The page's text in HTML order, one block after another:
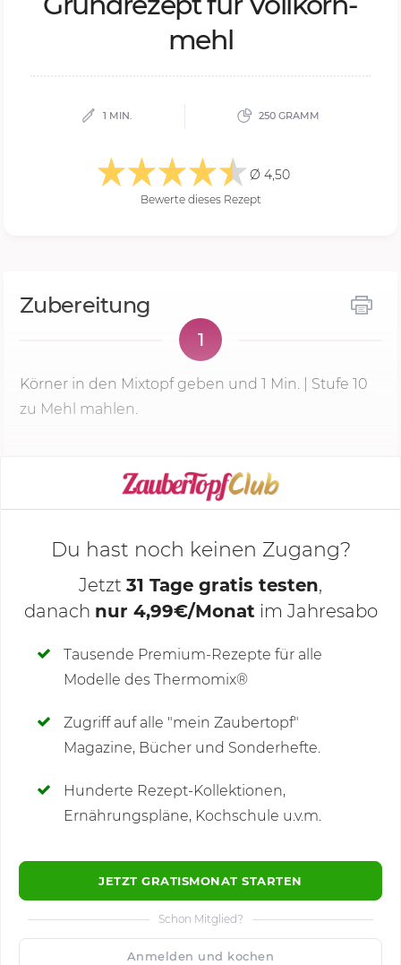
mehl
1 MIN. 250 GRAMM
Ø 4,50
Bewerte dieses Rezept
Zubereitung
1
Körner in den Mixtopf geben und 1 Min.
| Stufe 10
zu Mehl mahlen.
KOCHMODUS STARTEN
Deine Notizen
Du hast noch keinen Zugang?
Jetzt 31 Tage gratis testen,
danach nur 4,99€/Monat im Jahresabo
Tausende Premium-Rezepte für alle
Modelle des Thermomix®
Zugriff auf alle "mein Zaubertopf"
Magazine, Bücher und Sonderhefte.
Hunderte Rezept-Kollektionen,
Ernährungspläne, Kochschule u.v.m.
JETZT GRATISMONAT STARTEN
Schon Mitglied?
Anmelden und kochen
Kommentare
🙂 Speichern